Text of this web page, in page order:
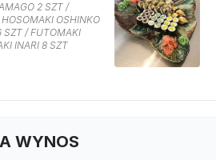
2 SZT /
OSHINKO
SZT / FUTOMAKI
INARI 8 SZT
WYNOS